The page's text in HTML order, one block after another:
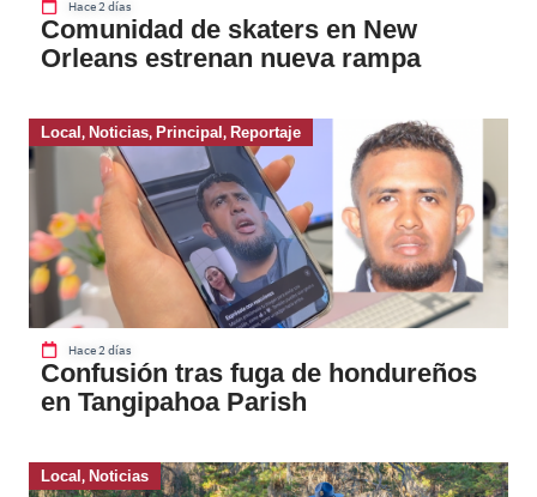
Hace 2 días
Comunidad de skaters en New
Orleans estrenan nueva rampa
Local , Noticias, Principal , Reportaje
Hace 2 días
Confusión tras fuga de hondureños
en Tangipahoa Parish
Local , Noticias